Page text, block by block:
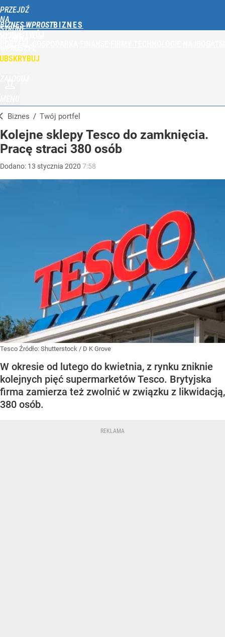
PRZEJDŹ
NA
STRONĘ
BIZNES WPROST
Biznes / Twój portfel
Kolejne sklepy Tesco do zamknięcia.
Pracę straci 380 osób
Dodano: 13 stycznia 2020 7:58
Tesco Źródło: Shutterstock / D K Grove
W okresie od lutego do kwietnia, z rynku zniknie
kolejnych pięć supermarketów Tesco. Brytyjska
firma zamierza też zwolnić w związku z likwidacją,
380 osób.